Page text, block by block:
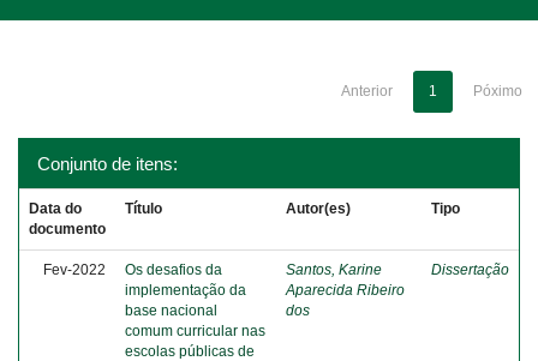
Anterior 1 Póximo
Conjunto de itens:
Data do
documento
Título Autor(es) Tipo
Fev-2022
Os desafios da
implementação da
base nacional
comum curricular nas
escolas públicas de
Santos, Karine
Aparecida Ribeiro
dos
Dissertação